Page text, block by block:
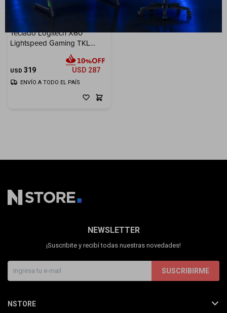
Teclado Logitech X60
Lightspeed Gaming TKL
USD 319 USD 287
ENVÍO A TODO EL PAÍS
NEWSLETTER
¡Suscribite y recibí todas nuestras novedades!
SUSCRIBIRME
NSTORE